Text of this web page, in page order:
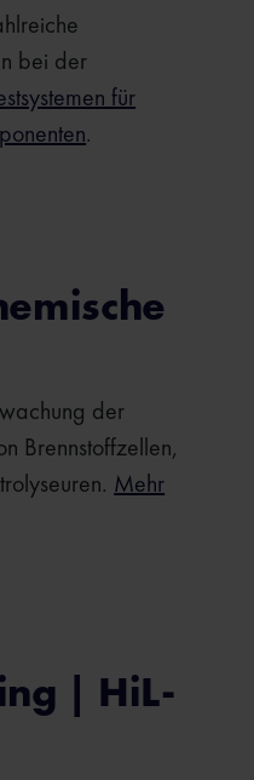
bei der
für
.
der
Brennstoffzellen,
Mehr
| HiL-